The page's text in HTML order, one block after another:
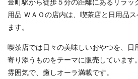
用品 ＷＡＯの店内は、喫茶店と日用品
ます。
喫茶店では日々の美味しいおやつを、日
寄り添うものをテーマに販売しています
雰囲気で、癒しオーラ満載です。